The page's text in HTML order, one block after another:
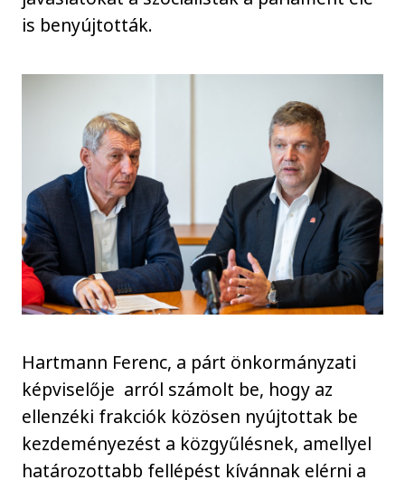
is benyújtották.
Hartmann Ferenc, a párt önkormányzati
képviselője arról számolt be, hogy az
ellenzéki frakciók közösen nyújtottak be
kezdeményezést a közgyűlésnek, amellyel
határozottabb fellépést kívánnak elérni a